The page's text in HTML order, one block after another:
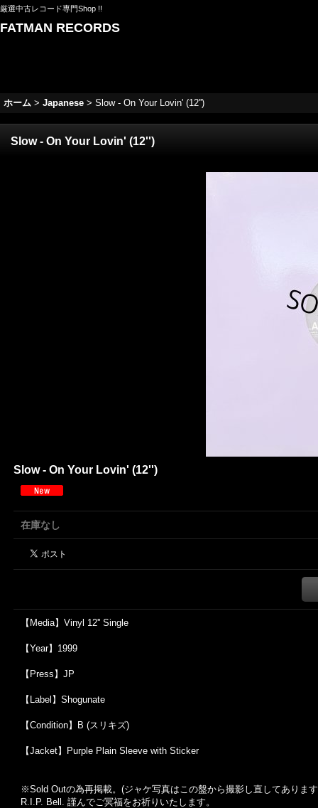
厳選中古レコード専門Shop !!
FATMAN RECORDS
ホーム > Japanese > Slow - On Your Lovin' (12'')
Slow - On Your Lovin' (12'')
Slow - On Your Lovin' (12'')
在庫なし
【Media】Vinyl 12'' Single
【Year】1999
【Press】JP
【Label】Shogunate
【Condition】B (スリキズ)
【Jacket】Purple Plain Sleeve with Sticker
※Sold Outの為再掲載。 (ジャケ写真はこの盤から撮影し直してありま
R.I.P. Bell. 謹んでご冥福をお祈りいたします。